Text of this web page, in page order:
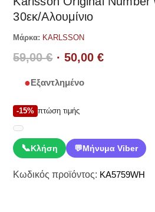
30εκ/Αλουμίνιο
Μάρκα: KARLSSON
59,00€ Original
was:
50,00€Η
Εξαντλημένο
-15% πτώση τιμής
📞Κλήση 💬Μήνυμα Viber
Κωδικός προϊόντος: KA5759WH